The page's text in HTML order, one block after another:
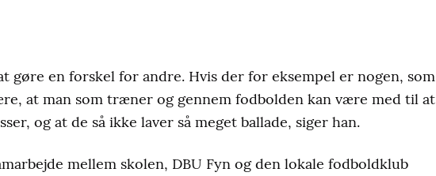
gøre en forskel for andre. Hvis der for eksempel er nogen, som
at man som træner og gennem fodbolden kan være med til at
og at de så ikke laver så meget ballade, siger han.
mellem skolen, DBU Fyn og den lokale fodboldklub